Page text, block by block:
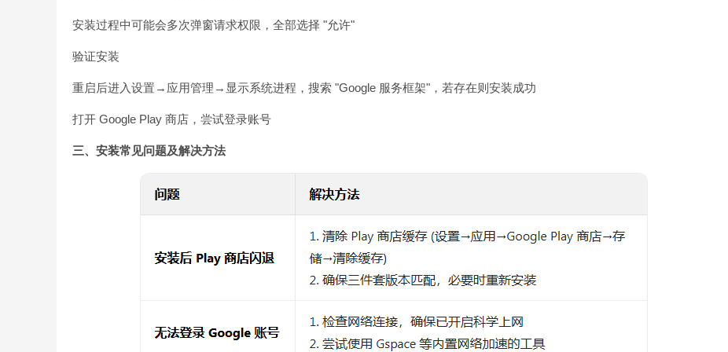
安装过程中可能会多次弹窗请求权限，全部选择 "允许"
验证安装
重启后进入设置→应用管理→显示系统进程，搜索 "Google 服务框架"，若存在则安装成功
打开 Google Play 商店，尝试登录账号
三、安装常见问题及解决方法